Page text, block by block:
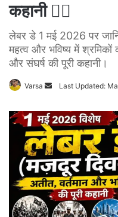
कहानी 👷‍♂️
लेबर डे 1 मई 2026 पर
महत्व और भविष्य में
और संघर्ष की पूरी कहानी।
Varsa
Send
email
Last Updated: